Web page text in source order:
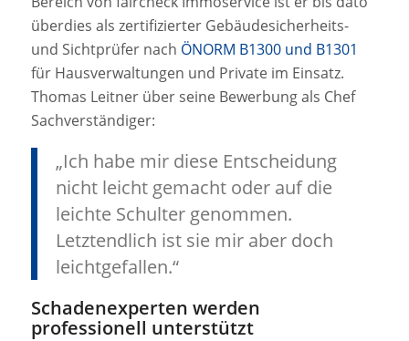
überdies als zertifizierter Gebäudesicherheits-
und Sichtprüfer nach ÖNORM B1300 und B1301
für Hausverwaltungen und Private im Einsatz.
Thomas Leitner über seine Bewerbung als Chef
Sachverständiger:
„Ich habe mir diese Entscheidung
nicht leicht gemacht oder auf die
leichte Schulter genommen.
Letztendlich ist sie mir aber doch
leichtgefallen.“
Schadenexperten werden
professionell unterstützt